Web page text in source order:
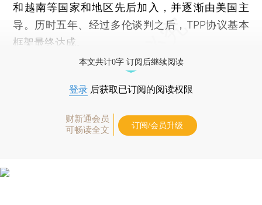
和越南等国家和地区先后加入，并逐渐由美国主
导。历时五年、经过多伦谈判之后，TPP协议基本
框架最终达成。
本文共计0字 订阅后继续阅读
登录 后获取已订阅的阅读权限
财新通会员
可畅读全文
订阅/会员升级